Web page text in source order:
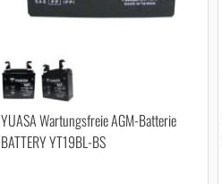
YUASA Wartungsfreie AGM-Batterie
BATTERY YT19BL-BS